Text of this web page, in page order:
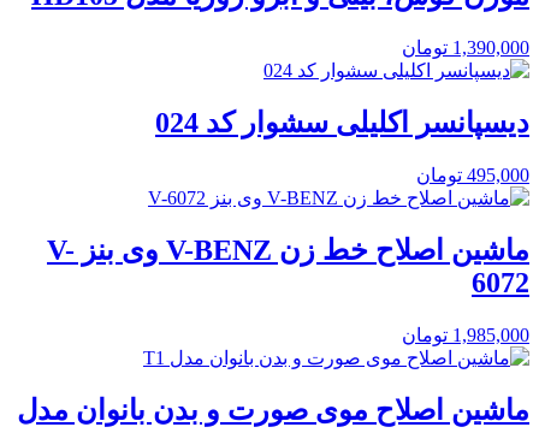
1,390,000 تومان
دیسپانسر اکلیلی سشوار کد 024
495,000 تومان
ماشین اصلاح خط زن V-BENZ وی بنز V-
6072
1,985,000 تومان
ماشین اصلاح موی صورت و بدن بانوان مدل